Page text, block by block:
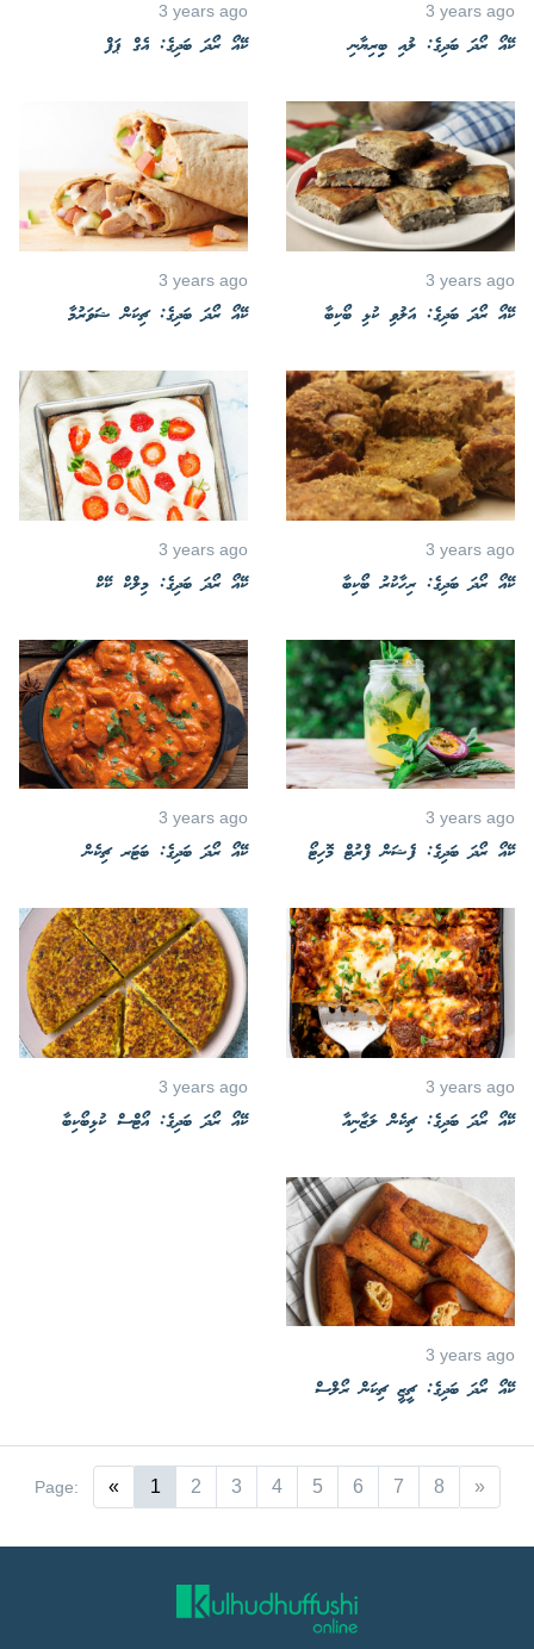
3 years ago
ކޭއޯ ރޯދަ ބަދިގެ: ލުއި ބިިރިޔާނި
3 years ago
ކޭއޯ ރޯދަ ބަދިގެ: އެގް ޕަފް
3 years ago
ކޭއޯ ރޯދަ ބަދިގެ: އަލުވި ކުޅި ބޯކިބާ
3 years ago
ކޭއޯ ރޯދަ ބަދިގެ: ޗިކަން ޝަވަރުމާ
3 years ago
ކޭއޯ ރޯދަ ބަދިގެ: ރިހާކުރު ބޯކިބާ
3 years ago
ކޭއޯ ރޯދަ ބަދިގެ: މިލްކް ކޭކް
3 years ago
ކޭއޯ ރޯދަ ބަދިގެ: ފެޝަން ފްރުޓް މޮހިޓޯ
3 years ago
ކޭއޯ ރޯދަ ބަދިގެ: ބަޓަރ ޗިކެން
3 years ago
ކޭއޯ ރޯދަ ބަދިގެ: ޗިކެން ލަޒާނިއާ
3 years ago
ކޭއޯ ރޯދަ ބަދިގެ: އޯޓްސް ކުޅިބޯކިބާ
3 years ago
ކޭއޯ ރޯދަ ބަދިގެ: ޗީޒީ ޗިކަން ރޯލްސް
Page: « 1 2 3 4 5 6 7 8 »